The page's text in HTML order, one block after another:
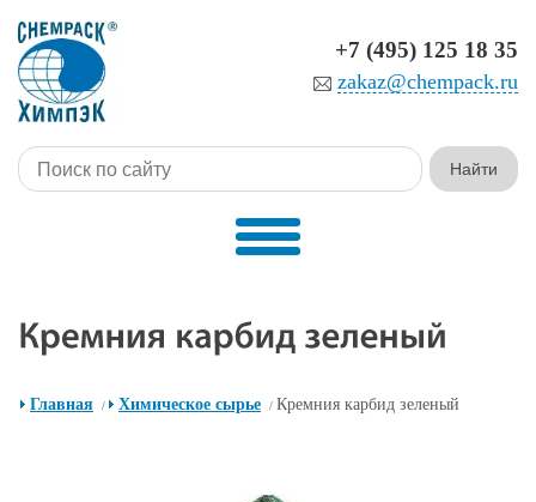
+7 (495) 125 18 35
zakaz@chempack.ru
Главная / Химическое сырье / Кремния карбид зеленый